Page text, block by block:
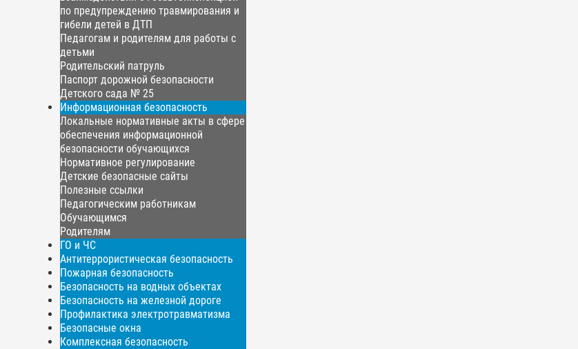
по предупреждению травмирования и
гибели детей в ДТП
Педагогам и родителям для работы с
детьми
Родительский патруль
Паспорт дорожной безопасности
Детского сада № 25
Информационная безопасность
Локальные нормативные акты в сфере
обеспечения информационной
безопасности обучающихся
Нормативное регулирование
Детские безопасные сайты
Полезные ссылки
Педагогическим работникам
Обучающимся
Родителям
ГО и ЧС
Антитеррористическая безопасность
Пожарная безопасность
Безопасность на водных объектах
Безопасность на железной дороге
Профилактика электротравматизма
Безопасные окна
Комплексная безопасность